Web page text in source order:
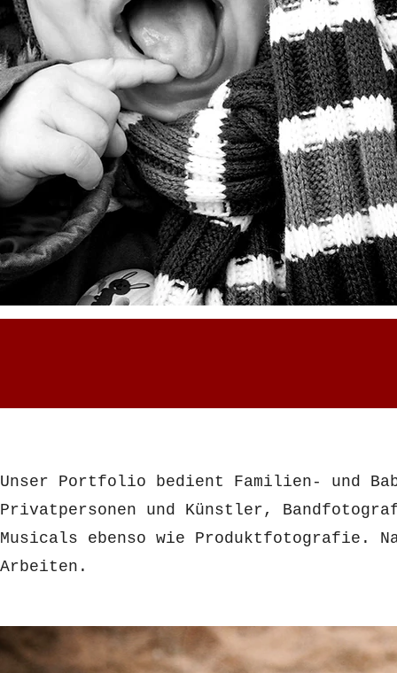
Unser Portfolio bedient Familien- und
Privatpersonen und Künstler,
Musicals ebenso wie Produktfotografie.
Arbeiten.